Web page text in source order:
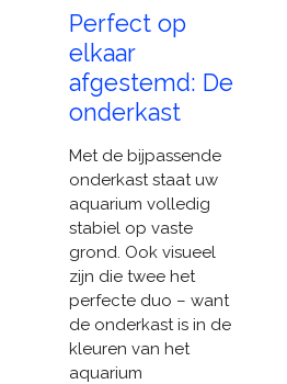
Perfect op
elkaar
afgestemd: De
onderkast
Met de bijpassende
onderkast staat uw
aquarium volledig
stabiel op vaste
grond. Ook visueel
zijn die twee het
perfecte duo – want
de onderkast is in de
kleuren van het
aquarium